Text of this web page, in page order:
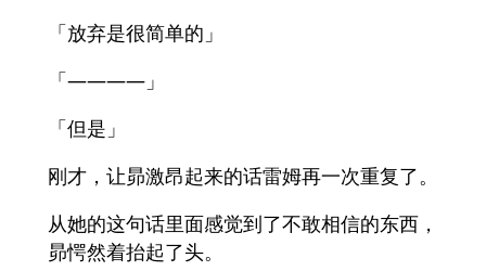
「放弃是很简单的」
「————」
「但是」
刚才，让昴激昂起来的话雷姆再一次重复了。
从她的这句话里面感觉到了不敢相信的东西，
昴愕然着抬起了头。